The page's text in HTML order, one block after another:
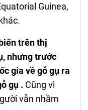
Guinea,
trên thị
nhưng trước
gia về gỗ gụ ra
gụ . Cũng vì
vẫn nhầm